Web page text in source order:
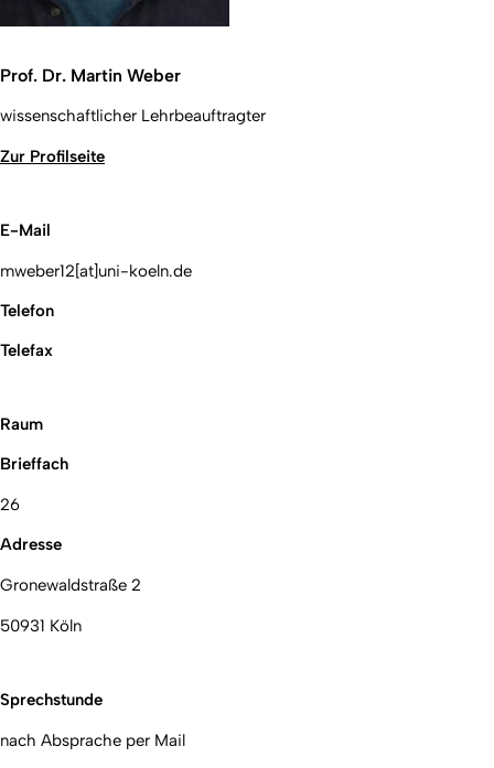
Prof. Dr. Martin Weber
wissenschaftlicher Lehrbeauftragter
Zur Profilseite
E-Mail
mweber12[at]uni-koeln.de
Telefon
Telefax
Raum
Brieffach
26
Adresse
Gronewaldstraße 2
50931 Köln
Sprechstunde
nach Absprache per Mail